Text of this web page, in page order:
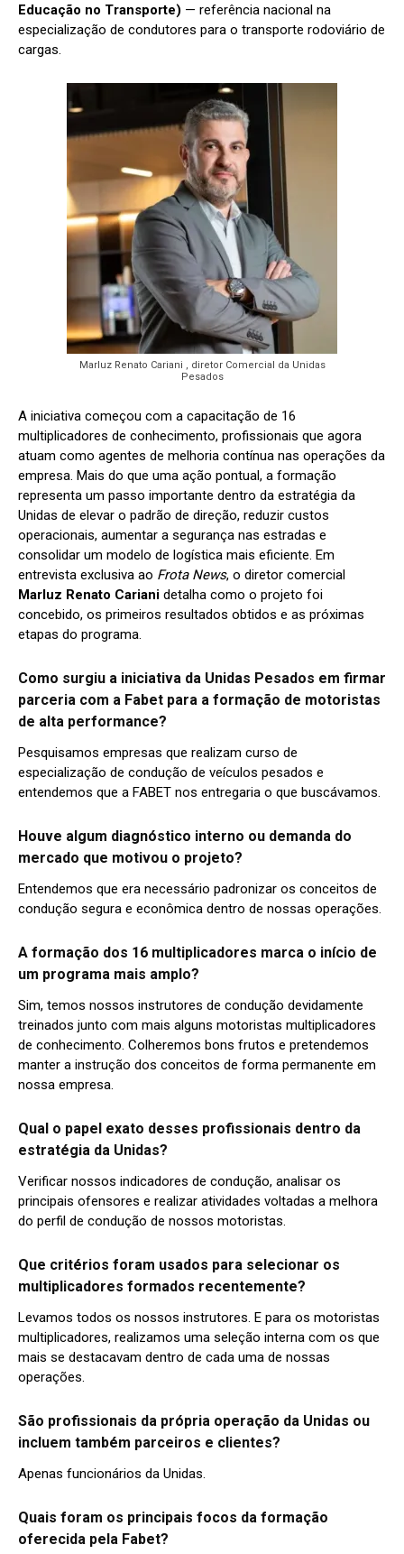
Educação no Transporte) — referência nacional na
especialização de condutores para o transporte rodoviário de
cargas.
Marluz Renato Cariani , diretor Comercial da Unidas
Pesados
A iniciativa começou com a capacitação de 16
multiplicadores de conhecimento, profissionais que agora
atuam como agentes de melhoria contínua nas operações da
empresa. Mais do que uma ação pontual, a formação
representa um passo importante dentro da estratégia da
Unidas de elevar o padrão de direção, reduzir custos
operacionais, aumentar a segurança nas estradas e
consolidar um modelo de logística mais eficiente. Em
entrevista exclusiva ao Frota News, o diretor comercial
Marluz Renato Cariani detalha como o projeto foi
concebido, os primeiros resultados obtidos e as próximas
etapas do programa.
Como surgiu a iniciativa da Unidas Pesados em firmar
parceria com a Fabet para a formação de motoristas
de alta performance?
Pesquisamos empresas que realizam curso de
especialização de condução de veículos pesados e
entendemos que a FABET nos entregaria o que buscávamos.
Houve algum diagnóstico interno ou demanda do
mercado que motivou o projeto?
Entendemos que era necessário padronizar os conceitos de
condução segura e econômica dentro de nossas operações.
A formação dos 16 multiplicadores marca o início de
um programa mais amplo?
Sim, temos nossos instrutores de condução devidamente
treinados junto com mais alguns motoristas multiplicadores
de conhecimento. Colheremos bons frutos e pretendemos
manter a instrução dos conceitos de forma permanente em
nossa empresa.
Qual o papel exato desses profissionais dentro da
estratégia da Unidas?
Verificar nossos indicadores de condução, analisar os
principais ofensores e realizar atividades voltadas a melhora
do perfil de condução de nossos motoristas.
Que critérios foram usados para selecionar os
multiplicadores formados recentemente?
Levamos todos os nossos instrutores. E para os motoristas
multiplicadores, realizamos uma seleção interna com os que
mais se destacavam dentro de cada uma de nossas
operações.
São profissionais da própria operação da Unidas ou
incluem também parceiros e clientes?
Apenas funcionários da Unidas.
Quais foram os principais focos da formação
oferecida pela Fabet?